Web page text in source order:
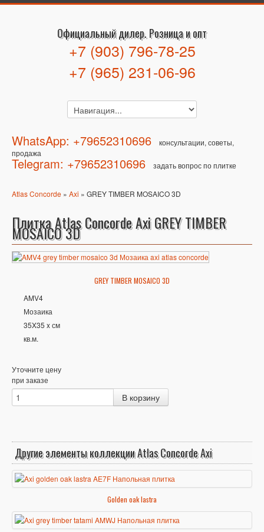
Официальный дилер. Розница и опт
+7 (903) 796-78-25
+7 (965) 231-06-96
WhatsApp: +79652310696
консультации, советы,
продажа
Telegram: +79652310696 задать вопрос по плитке
Atlas Concorde » Axi » GREY TIMBER MOSAICO 3D
Плитка Atlas Concorde Axi GREY TIMBER
MOSAICO 3D
GREY TIMBER MOSAICO 3D
AMV4
Мозаика
35X35 x см
кв.м.
Уточните цену
при заказе
Другие элементы коллекции Atlas Concorde Axi
Golden oak lastra